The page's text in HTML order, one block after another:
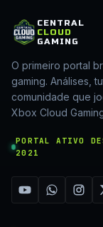
CENTRAL
CLOUD
GAMING
O primeiro portal
gaming. Análises,
comunidade que
Xbox Cloud
PORTAL ATIVO
2021